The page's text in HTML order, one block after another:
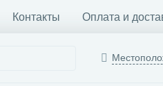
Контакты Оплата и